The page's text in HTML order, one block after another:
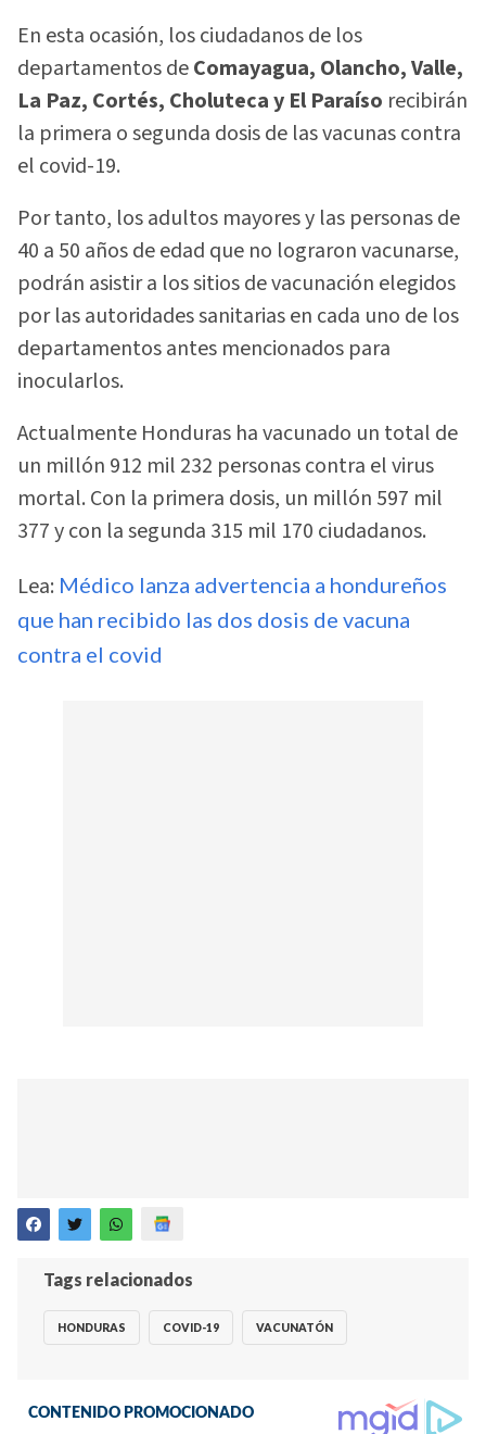
En esta ocasión, los ciudadanos de los
departamentos deComayagua, Olancho, Valle,
La Paz, Cortés, Choluteca y El Paraíso recibirán
la primera o segunda dosis de las vacunas contra
el covid-19.
Por tanto, los adultos mayores y las personas de
40 a 50 años de edad que no lograron vacunarse,
podrán asistir a los sitios de vacunación elegidos
por las autoridades sanitarias en cada uno de los
departamentos antes mencionados para
inocularlos.
Actualmente Honduras ha vacunado un total de
un millón 912 mil 232 personas contra el virus
mortal. Con la primera dosis, un millón 597 mil
377 y con la segunda 315 mil 170 ciudadanos.
Lea: Médico lanza advertencia a hondureños
que han recibido las dos dosis de vacuna
contra el covid
Tags relacionados
HONDURAS COVID-19 VACUNATÓN